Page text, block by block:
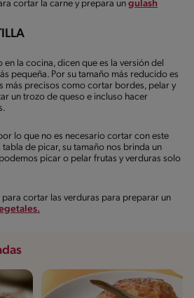
cortar la carne y prepara un gulash
en la cocina, dicen que es la versión del
pequeña. Por su tamaño más reducido es
más precisos como cortar bordes, pelar y
un trozo de queso e incluso hacer
lo que no es necesario cortar con este
de picar, su tamaño nos brinda un
picar o pelar frutas y verduras solo
para cortar las verduras para preparar un